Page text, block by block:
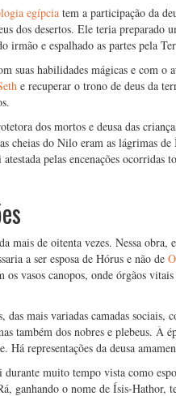
egípcia tem a participação da
dos desertos. Ele teria preparado
irmão e espalhado as partes pela
suas habilidades mágicas e com
e recuperar o trono de deus da
dos mortos e deusa das
cheias do Nilo eram as lágrimas
pelas encenações ocorridas
mais de oitenta vezes. Nessa
a ser esposa de Hórus e não de
vasos canopos, onde órgãos
mais variadas camadas sociais,
também dos nobres e plebeus. À
Há representações da deusa
muito tempo vista como
ganhando o nome de Ísis-Hathor,